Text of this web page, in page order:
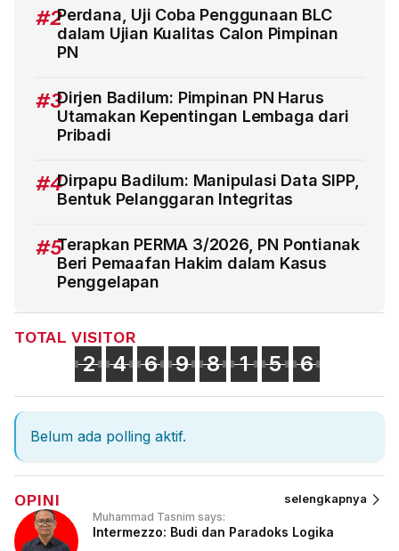
#2Perdana, Uji Coba Penggunaan BLC
dalam Ujian Kualitas Calon Pimpinan
PN
#3Dirjen Badilum: Pimpinan PN Harus
Utamakan Kepentingan Lembaga dari
Pribadi
#4Dirpapu Badilum: Manipulasi Data SIPP,
Bentuk Pelanggaran Integritas
#5Terapkan PERMA 3/2026, PN Pontianak
Beri Pemaafan Hakim dalam Kasus
Penggelapan
TOTAL VISITOR
2 4 6 9 8 1 5 6
Belum ada polling aktif.
OPINI selengkapnya
Muhammad Tasnim says:
Intermezzo: Budi dan Paradoks Logika